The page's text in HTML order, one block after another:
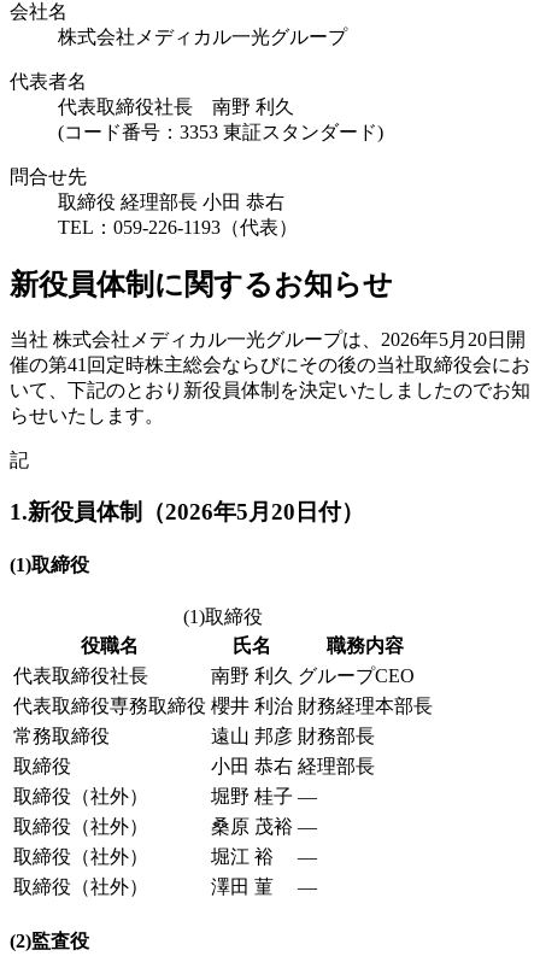
会社名
株式会社メディカル一光グループ
代表者名
代表取締役社長 南野 利久
(コード番号：3353 東証スタンダード)
問合せ先
取締役 経理部長 小田 恭右
TEL：059-226-1193（代表）
新役員体制に関するお知らせ
当社 株式会社メディカル一光グループは、2026年5月20日開
催の第41回定時株主総会ならびにその後の当社取締役会にお
いて、下記のとおり新役員体制を決定いたしましたのでお知
らせいたします。
記
1.新役員体制（2026年5月20日付）
(1)取締役
(1)取締役
役職名
氏名
職務内容
代表取締役社長
南野 利久 グループCEO
代表取締役専務取締役 櫻井 利治 財務経理本部長
常務取締役
遠山 邦彦 財務部長
取締役
小田 恭右 経理部長
取締役（社外）
堀野 桂子 ―
取締役（社外）
桑原 茂裕 ―
取締役（社外）
堀江 裕
―
取締役（社外）
澤田 菫 ―
(2)監査役